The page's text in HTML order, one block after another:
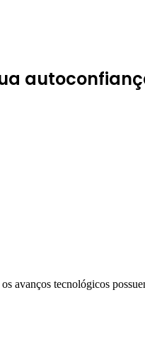
avanços tecnológicos